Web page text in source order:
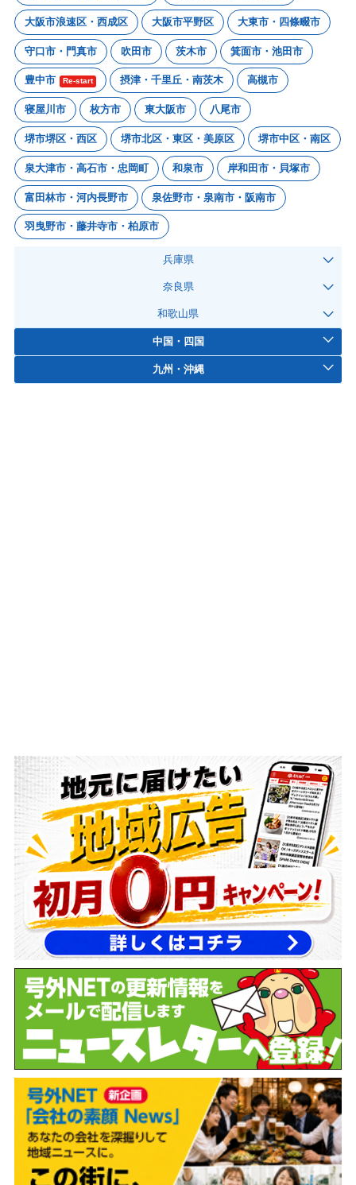
大阪市浪速区・西成区 大阪市平野区 大東市・四條畷市
守口市・門真市 吹田市 茨木市 箕面市・池田市
豊中市 Re-start 摂津・千里丘・南茨木 高槻市
寝屋川市 枚方市 東大阪市 八尾市
堺市堺区・西区 堺市北区・東区・美原区 堺市中区・南区
泉大津市・高石市・忠岡町 和泉市 岸和田市・貝塚市
富田林市・河内長野市 泉佐野市・泉南市・阪南市
羽曳野市・藤井寺市・柏原市
兵庫県
奈良県
和歌山県
中国・四国
九州・沖縄